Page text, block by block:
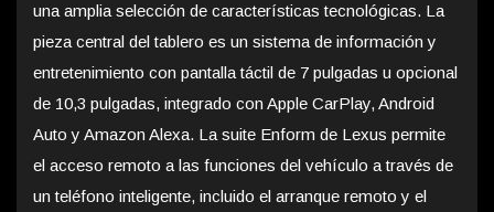
una amplia selección de características tecnológicas. La
pieza central del tablero es un sistema de información y
entretenimiento con pantalla táctil de 7 pulgadas u opcional
de 10,3 pulgadas, integrado con Apple CarPlay, Android
Auto y Amazon Alexa. La suite Enform de Lexus permite
el acceso remoto a las funciones del vehículo a través de
un teléfono inteligente, incluido el arranque remoto y el